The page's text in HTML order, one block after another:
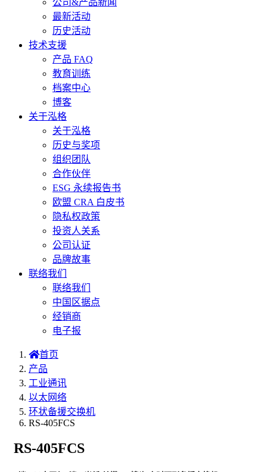
公司&产品新闻
最新活动
历史活动
技术支援
产品 FAQ
教育训练
档案中心
博客
关于泓格
关于泓格
历史与奖项
组织团队
合作伙伴
ESG 永续报告书
欧盟 CRA 白皮书
隐私权政策
投资人关系
公司认证
品牌故事
联络我们
联络我们
中国区据点
经销商
电子报
首页
产品
工业通讯
以太网络
环状备援交换机
RS-405FCS
RS-405FCS